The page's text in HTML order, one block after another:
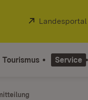
Extern:
Landesportal
Tourismus Service